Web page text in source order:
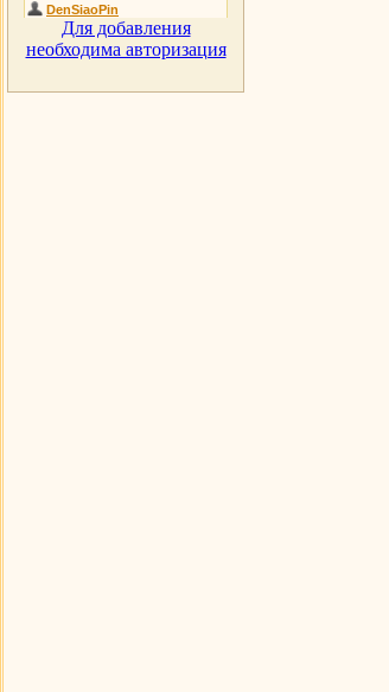
Для добавления
необходима авторизация